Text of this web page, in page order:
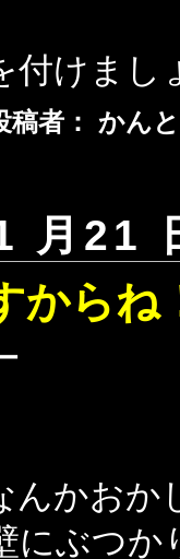
付けまし
稿者： かん
月21
からね
んかおか
にぶつか